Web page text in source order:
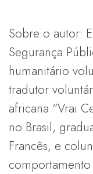
Sobre o autor:
Segurança
humanitário
tradutor
africana “Vrai
no Brasil,
Francês, e